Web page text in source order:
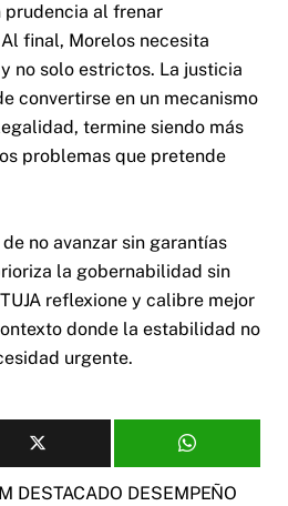
prudencia al frenar
Al final, Morelos necesita
no solo estrictos. La justicia
convertirse en un mecanismo
termine siendo más
problemas que pretende
no avanzar sin garantías
la gobernabilidad sin
reflexione y calibre mejor
donde la estabilidad no
urgente.
DESTACADO DESEMPEÑO